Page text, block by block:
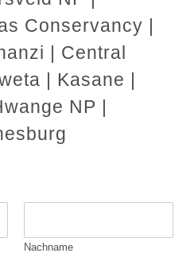
Conservancy |
| Central
| Kasane |
NP |
Nachname